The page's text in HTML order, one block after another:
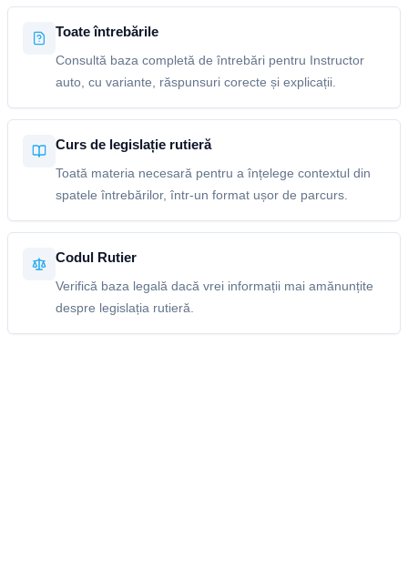
Toate întrebările
Consultă baza completă de întrebări pentru Instructor
auto, cu variante, răspunsuri corecte și explicații.
Curs de legislație rutieră
Toată materia necesară pentru a înțelege contextul din
spatele întrebărilor, într-un format ușor de parcurs.
Codul Rutier
Verifică baza legală dacă vrei informații mai amănunțite
despre legislația rutieră.